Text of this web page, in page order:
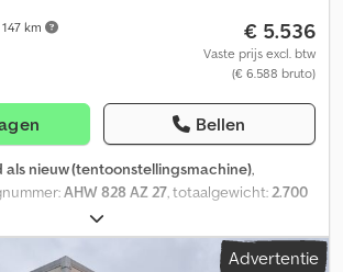
147 km € 5.536
Vaste prijs excl. btw
(€ 6.588 bruto)
Bellen
als nieuw (tentoonstellingsmachine),
AHW 828 AZ 27, totaalgewicht:2.700
de online afhaalsite voor uw nieuwe
merkfabrikaten direct om mee te nemen
dan 850 nieuwe aanhangers op voorraad
Advertentie